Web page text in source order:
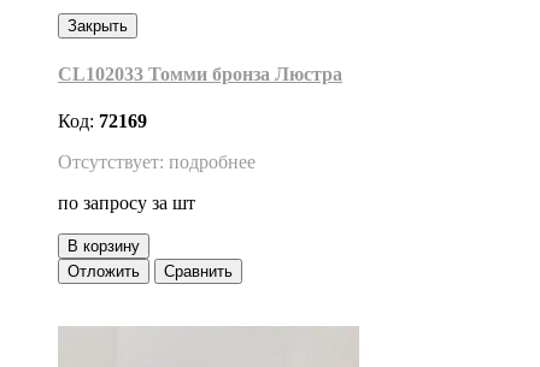
Закрыть
CL102033 Томми бронза Люстра
Код: 72169
Отсутствует: подробнее
по запросу за шт
В корзину
Отложить
Сравнить